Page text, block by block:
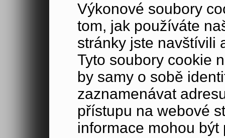
Výkonové soubory
tom, jak používáte
stránky jste navštívili
Tyto soubory cookie
by samy o sobě
zaznamenávat
přístupu na webové
informace mohou